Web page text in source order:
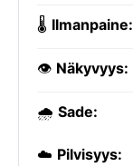
🌡️ Ilmanpaine:
👁️ Näkyvyys:
🌧️ Sade:
☁️ Pilvisyys: